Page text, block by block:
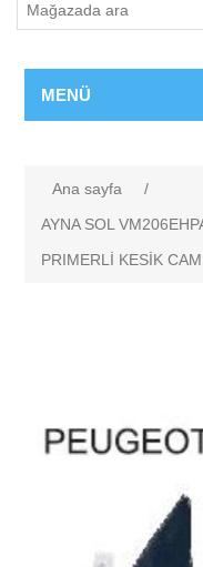
MENÜ
Ana sayfa
/
AYNA SOL
PRIMERLİ KESİK CAM